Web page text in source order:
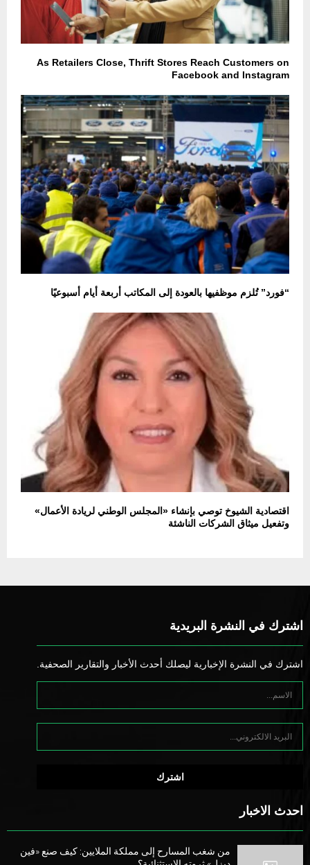
As Retailers Close, Thrift Stores Reach Customers on
Facebook and Instagram
“فورد” تُلزم موظفيها بالعودة إلى المكاتب أربعة أيام أسبوعيًا
اقتصادية الشيوخ توصي بإنشاء «المجلس الوطني لريادة الأعمال»
وتفعيل ميثاق الشركات الناشئة
اشترك في النشرة البريدية
اشترك في النشرة الإخبارية ليصلك أحدث الأخبار والتقارير الصحفية.
احدث الاخبار
من شغب المسارح إلى مملكة الملايين: كيف صنع «فين